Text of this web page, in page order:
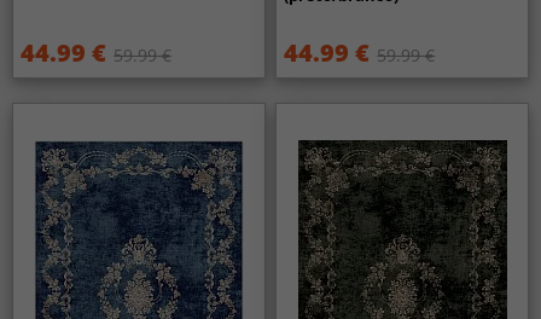
44.99 € 59.99 € 44.99 € 59.99 €